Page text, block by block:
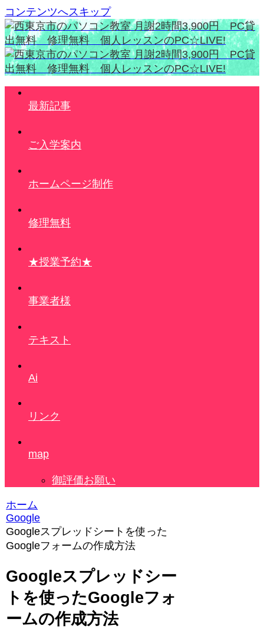
コンテンツへスキップ
最新記事
ご入学案内
ホームページ制作
修理無料
★授業予約★
事業者様
テキスト
Ai
リンク
map
御評価お願い
ホーム
Google
Googleスプレッドシートを使った
Googleフォームの作成方法
Googleスプレッドシー
トを使ったGoogleフォ
ームの作成方法